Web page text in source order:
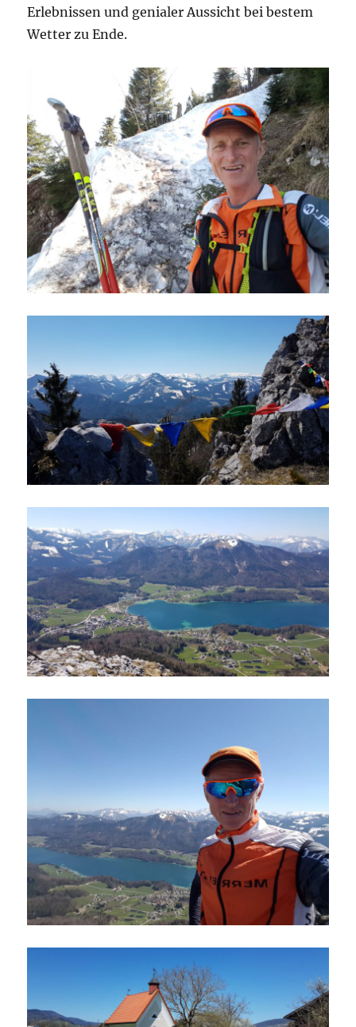
Erlebnissen und genialer Aussicht bei bestem
Wetter zu Ende.